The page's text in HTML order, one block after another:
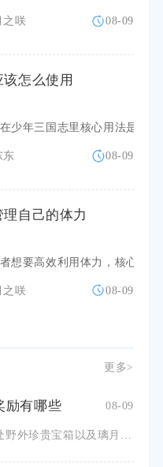
之咲 08-09
怎么使用
少年三国志里核心用法是依
东 08-09
自己的体力
想要高效利用体力，核心思
之咲 08-09
更多>
励有哪些 08-09
原神霄灯图鹤一共包含三处野外珍贵宝箱以及璃月港最终三处华丽宝箱，全部开启后总计可获得原石、摩拉、角色